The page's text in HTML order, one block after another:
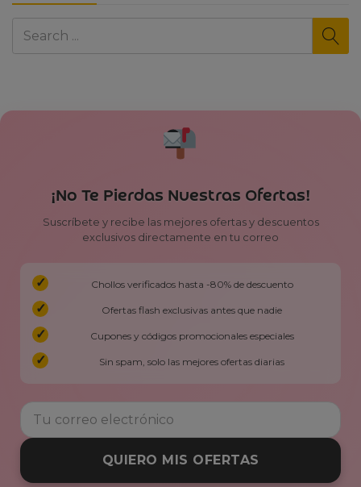
¡No Te Pierdas Nuestras Ofertas!
Suscríbete y recibe las mejores ofertas y descuentos
exclusivos directamente en tu correo
Chollos verificados hasta -80% de descuento
Ofertas flash exclusivas antes que nadie
Cupones y códigos promocionales especiales
Sin spam, solo las mejores ofertas diarias
QUIERO MIS OFERTAS